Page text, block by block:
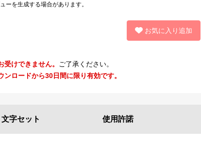
ーを生成する場合があります。
お気に入り追加
けできません。
ご了承ください。
ンロードから30日間に限り有効です。
文字セット 使用許諾